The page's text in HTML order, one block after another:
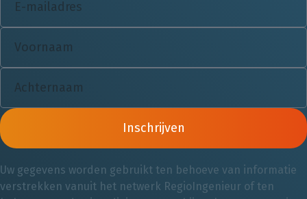
Inschrijven
Uw gegevens worden gebruikt ten behoeve van informatie
verstrekken vanuit het netwerk RegioIngenieur of ten